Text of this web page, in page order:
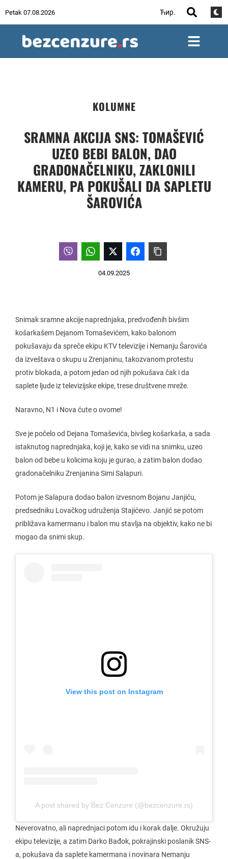
Petak 07.08.2026 Ћир.
KOLUMNE
SRAMNA AKCIJA SNS: TOMAŠEVIĆ
UZEO BEBI BALON, DAO
GRADONAČELNIKU, ZAKLONILI
KAMERU, PA POKUŠALI DA SAPLETU
ŠAROVIĆA
04.09.2025
Snimak sramne akcije naprednjaka, predvođenih bivšim
košarkašem Dejanom Tomaševićem, kako balonom
pokušavaju da spreče ekipu KTV televizije i Nemanju Šarovića
da izveštava o skupu u Zrenjaninu, takozvanom protestu
protiv blokada, a potom jedan od njih pokušava čak i da
saplete ljude iz televizijske ekipe, trese društvene mreže.
Naravno, N1 i Nova ćute o ovome!
Sve je počelo od Dejana Tomaševića, bivšeg košarkaša, a sada
istaknutog naprednjaka, koji je, kako se vidi na snimku, uzeo
balon od bebe u kolicima koju je gurao, a zatim balon dodao
gradonačelniku Zrenjanina Simi Salapuri.
Potom je Salapura dodao balon izvesnom Bojanu Janjiću,
predsedniku Lovačkog udruženja Stajićevo. Janjić se potom
približava kamermanu i balon mu stavlja na objektiv, kako ne bi
mogao da snimi skup.
View this post on Instagram
A post shared by Bez Cenzure (@bezcenzure.rs)
Neverovatno, ali naprednjaci potom idu i korak dalje. Okružuju
ekipu televizije, a zatim Darko Bađok, pokrajinski poslanik SNS-
a, pokušava da saplete kamermana i novinara Nemanju